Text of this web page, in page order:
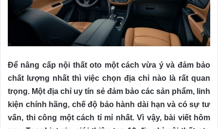
Để nâng cấp nội thất oto một cách vừa ý và đảm bảo
chất lượng nhất thì việc chọn địa chỉ nào là rất quan
trọng. Một địa chỉ uy tín sẻ đảm bảo các sản phẩm, linh
kiện chính hãng, chế độ bảo hành dài hạn và có sự tư
vấn, thi công một cách tỉ mỉ nhất. Vì vậy, bài viết hôm